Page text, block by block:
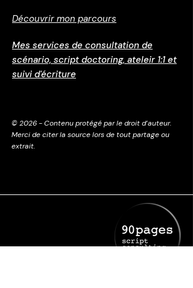
Découvrir mon parcours
Mes services de consultation de
scénario, script doctoring, ateleir 1:1 et
suivi d'écriture
© 2026 - Contenu protégé par le droit d’auteur.
Merci de citer la source lors de tout partage ou
extrait.